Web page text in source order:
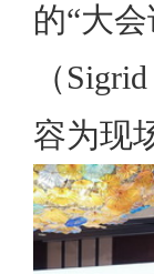
的“大
（
容为现